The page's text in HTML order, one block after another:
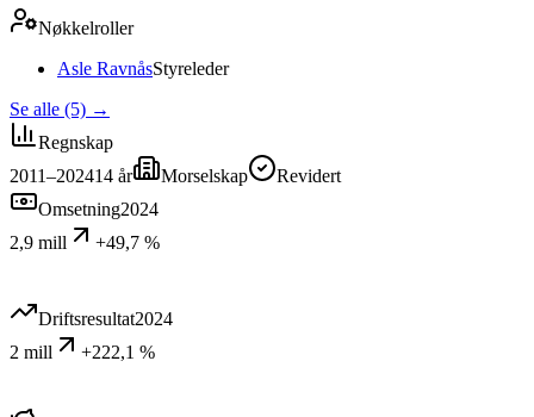
Nøkkelroller
Asle RavnåsStyreleder
Se alle (5) →
Regnskap
2011–202414 år Morselskap
Revidert
Omsetning2024
2,9 mill
+49,7 %
Driftsresultat2024
2 mill
+222,1 %